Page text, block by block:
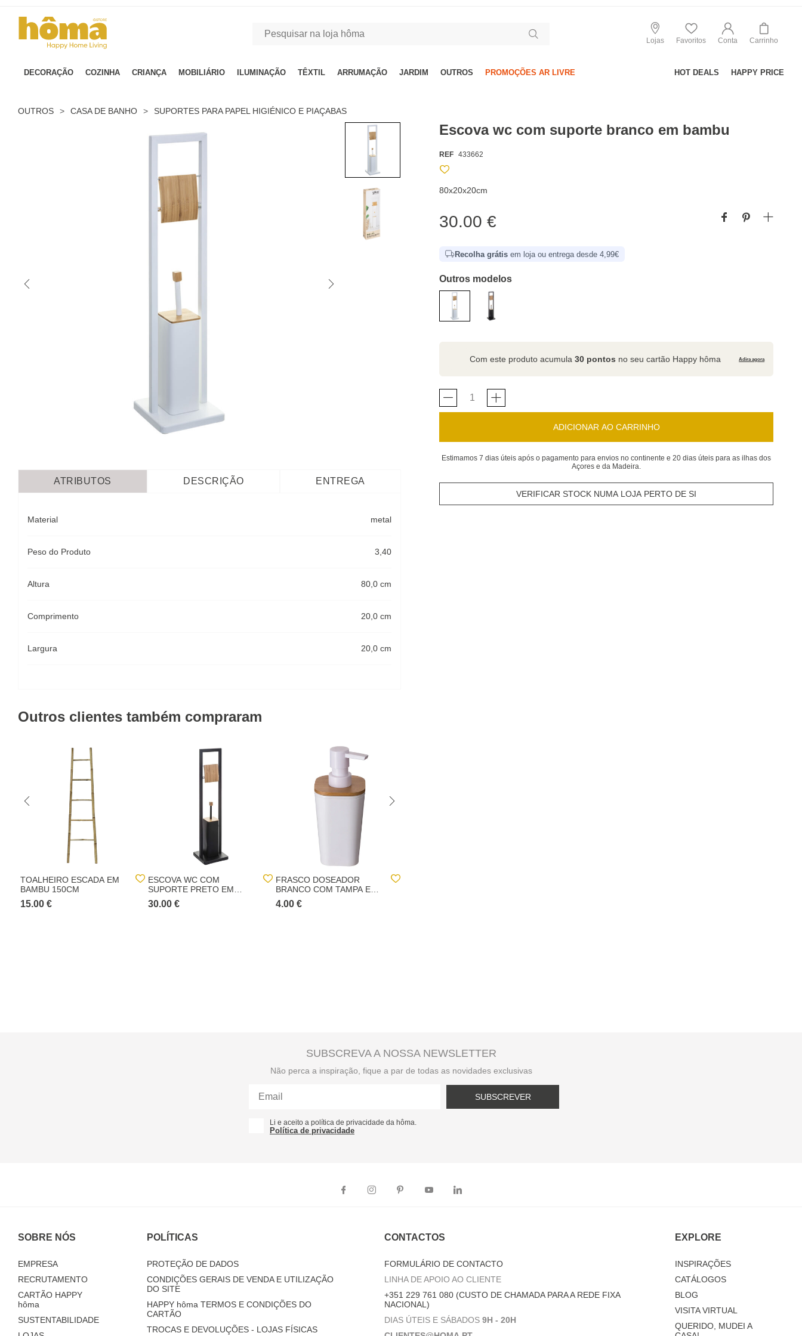
Lojas Favoritos Conta Carrinho
DECORAÇÃO COZINHA CRIANÇA MOBILIÁRIO ILUMINAÇÃO TÊXTIL ARRUMAÇÃO JARDIM OUTROS PROMOÇÕES AR LIVRE HOT DEALS HAPPY PRICE
OUTROS > CASA DE BANHO > SUPORTES PARA PAPEL HIGIÉNICO E PIAÇABAS
Escova wc com suporte branco em bambu
REF 433662
80x20x20cm
30.00 €
Recolha grátis em loja ou entrega desde 4,99€
Outros modelos
Com este produto acumula30 pontos no seu cartão Happy hôma Adira agora
ADICIONAR AO CARRINHO
Estimamos 7 dias úteis após o pagamento para envios no continente e 20 dias úteis para as ilhas dos
Açores e da Madeira.
VERIFICAR STOCK NUMA LOJA PERTO DE SI
ATRIBUTOS DESCRIÇÃO ENTREGA
Material metal
Peso do Produto 3,40
Altura 80,0 cm
Comprimento 20,0 cm
Largura 20,0 cm
Outros clientes também compraram
TOALHEIRO ESCADA EM
BAMBU 150CM
15.00 €
ESCOVA WC COM
SUPORTE PRETO EM
BAMBU
30.00 €
FRASCO DOSEADOR
BRANCO COM TAMPA EM
BAMBU
4.00 €
SUBSCREVA A NOSSA NEWSLETTER
Não perca a inspiração, fique a par de todas as novidades exclusivas
SUBSCREVER
Li e aceito a política de privacidade da hôma.
Política de privacidade
SOBRE NÓS
EMPRESA
RECRUTAMENTO
CARTÃO HAPPY
hôma
SUSTENTABILIDADE
POLÍTICAS
PROTEÇÃO DE DADOS
CONDIÇÕES GERAIS DE VENDA E UTILIZAÇÃO
DO SITE
HAPPY hôma TERMOS E CONDIÇÕES DO
CARTÃO
TROCAS E DEVOLUÇÕES - LOJAS FÍSICAS
CONTACTOS
FORMULÁRIO DE CONTACTO
LINHA DE APOIO AO CLIENTE
+351 229 761 080 (CUSTO DE CHAMADA PARA A REDE FIXA
NACIONAL)
DIAS ÚTEIS E SÁBADOS 9H - 20H
EXPLORE
INSPIRAÇÕES
CATÁLOGOS
BLOG
VISITA VIRTUAL
QUERIDO, MUDEI A